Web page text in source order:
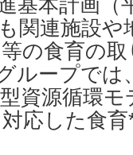
基本計画（
関連施設
の食育の
ループで
資源循環
応した食